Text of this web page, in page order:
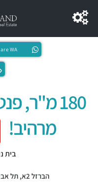
WA
180 מ"ר,
מרהיב!
בית
הברזל 2א, תל